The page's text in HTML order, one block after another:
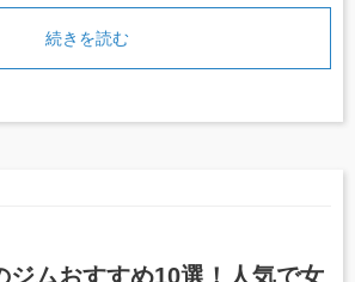
続きを読む
ジムおすすめ10選！人気で女